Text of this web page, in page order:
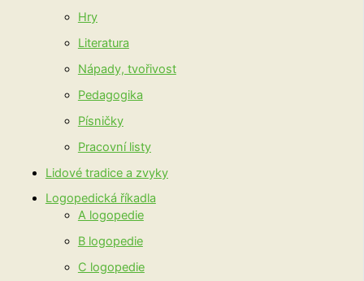
Hry
Literatura
Nápady, tvořivost
Pedagogika
Písničky
Pracovní listy
Lidové tradice a zvyky
Logopedická říkadla
A logopedie
B logopedie
C logopedie